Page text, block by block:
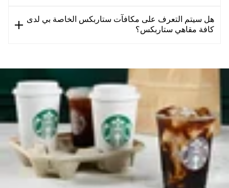
هل سيتم التعرف على مكافآت ستاربكس الخاصة بي لدى
كافة مقاهي ستاربكس؟